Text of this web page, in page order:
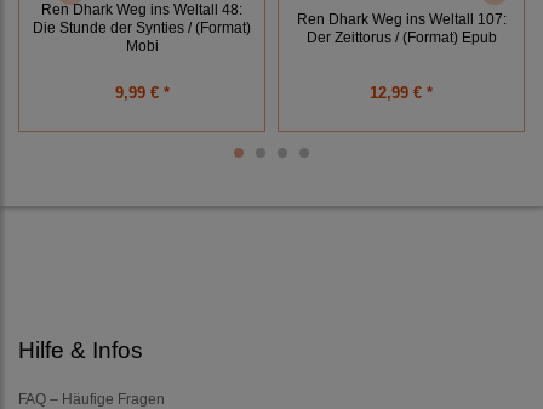
Ren Dhark Weg ins Weltall 48:
Die Stunde der Synties / (Format)
Mobi
9,99 € *
Ren Dhark Weg ins Weltall 107:
Der Zeittorus / (Format) Epub
12,99 € *
Hilfe & Infos
FAQ – Häufige Fragen